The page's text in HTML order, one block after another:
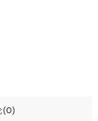
(0)